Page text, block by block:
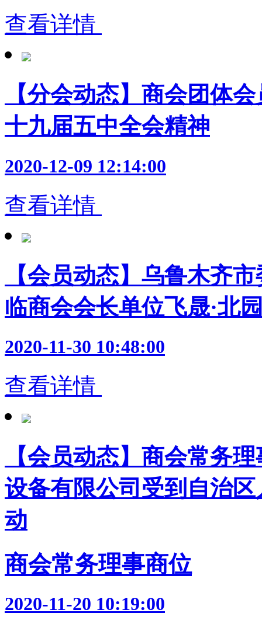
查看详情
【分会动态】商会团体
十九届五中全会精神
2020-12-09 12:14:00
查看详情
【会员动态】乌鲁木齐
临商会会长单位飞晟·北
2020-11-30 10:48:00
查看详情
【会员动态】商会常务
设备有限公司受到自治
动
商会常务理事商位
2020-11-20 10:19:00